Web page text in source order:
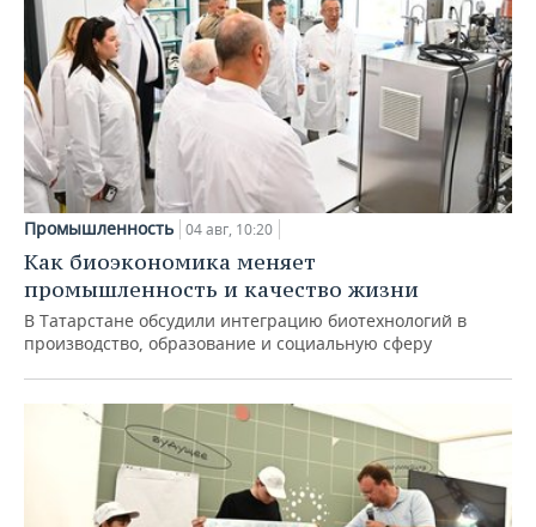
Промышленность 04 авг, 10:20
Как биоэкономика меняет
промышленность и качество жизни
В Татарстане обсудили интеграцию биотехнологий в
производство, образование и социальную сферу